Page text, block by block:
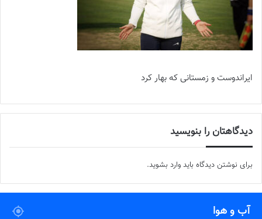
ایراندوست و زمستانی که بهار کرد
دیدگاهتان را بنویسید
برای نوشتن دیدگاه باید وارد بشوید.
آب و هوا